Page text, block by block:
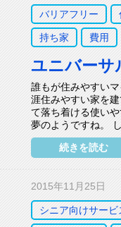
バリアフリー
持ち家 費用
ユニバーサ
誰もが住みやすい
涯住みやすい家を
て落ち着ける使い
夢のようですね。
続きを読む
2015年11月25日
シニア向けサービ